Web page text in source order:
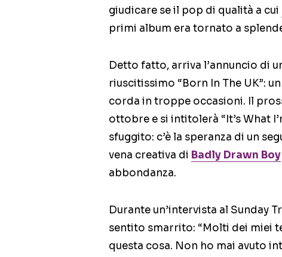
giudicare se il pop di qualità a cui
primi album era tornato a
Detto fatto, arriva l’annuncio di
riuscitissimo “Born In The UK”:
corda in troppe occasioni. Il
ottobre e si intitolerà “It’s What
sfuggito: c’è la speranza di un
vena creativa di Badly Drawn Boy
abbondanza.
Durante un’intervista al Sunday
sentito smarrito: “Molti dei miei
questa cosa. Non ho mai avuto